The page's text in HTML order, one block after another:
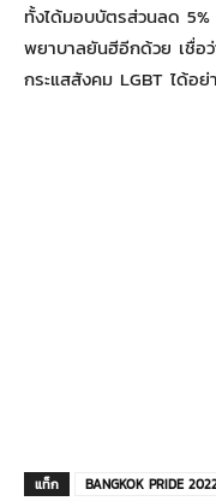
ทั้งได้มอบบัตรส่วนลด 5%
พยาบาลยันฮีอีกด้วย เชื่อ
กระแสสังคม LGBT ได้อย่
แท็ก BANGKOK PRIDE